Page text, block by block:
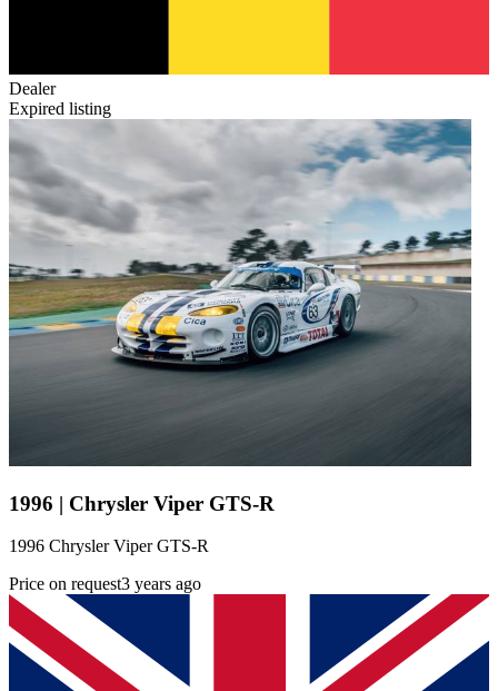
Dealer
Expired listing
1996 | Chrysler Viper GTS-R
1996 Chrysler Viper GTS-R
Price on request3 years ago